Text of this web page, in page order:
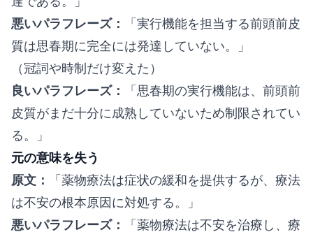
悪いパラフレーズ：
「実行機能を担当する前頭前皮
質は思春期に完全には発達していない。」
（冠詞や時制だけ変えた）
良いパラフレーズ：
「思春期の実行機能は、前頭前
皮質がまだ十分に成熟していないため制限されてい
る。」
元の意味を失う
原文：
「薬物療法は症状の緩和を提供するが、療法
は不安の根本原因に対処する。」
悪いパラフレーズ：
「薬物療法は不安を治療し、療